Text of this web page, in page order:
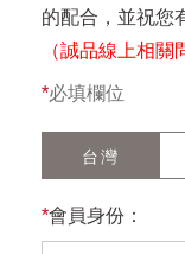
的配合，並祝您
（誠品線上相關
*必填欄位
台灣
*會員身份：